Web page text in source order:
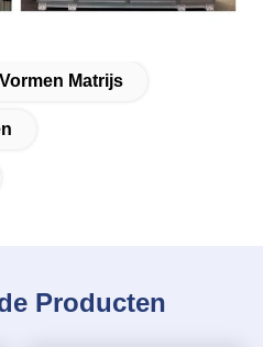
Matrijs
Producten